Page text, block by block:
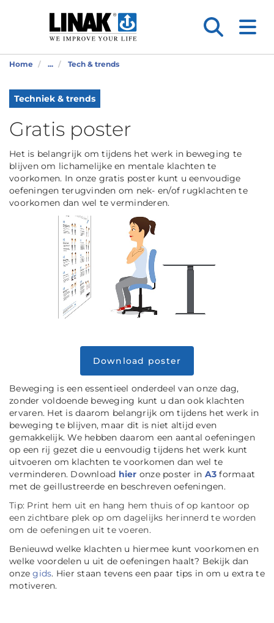
Home ... Tech & trends
Techniek & trends
Gratis poster
Het is belangrijk om tijdens het werk in beweging te
blijven om lichamelijke en mentale klachten te
voorkomen. In onze gratis poster kunt u eenvoudige
oefeningen terugvinden om nek- en/of rugklachten te
voorkomen dan wel te verminderen.
Download poster
Beweging is een essentieel onderdeel van onze dag,
zonder voldoende beweging kunt u dan ook klachten
ervaren. Het is daarom belangrijk om tijdens het werk in
beweging te blijven, maar dit is niet altijd even
gemakkelijk. We hebben daarom een aantal oefeningen
op een rij gezet die u eenvoudig tijdens het werk kunt
uitvoeren om klachten te voorkomen dan wel te
verminderen. Download hier onze poster in A3 formaat
met de geillustreerde en beschreven oefeningen.
Tip: Print hem uit en hang hem thuis of op kantoor op
een zichtbare plek op om dagelijks herinnerd te worden
om de oefeningen uit te voeren.
Benieuwd welke klachten u hiermee kunt voorkomen en
welke voordelen u uit de oefeningen haalt? Bekijk dan
onzegids. Hier staan tevens een paar tips in om u extra te
motiveren.